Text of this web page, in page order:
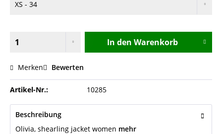
In den Warenkorb
Merken Bewerten
Artikel-Nr.: 10285
Beschreibung
Olivia, shearling jacket women mehr